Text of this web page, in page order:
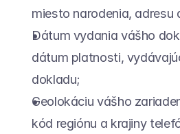
miesto narodenia, adresu
Dátum vydania vášho
dátum platnosti,
dokladu;
Geolokáciu vášho
kód regiónu a krajiny